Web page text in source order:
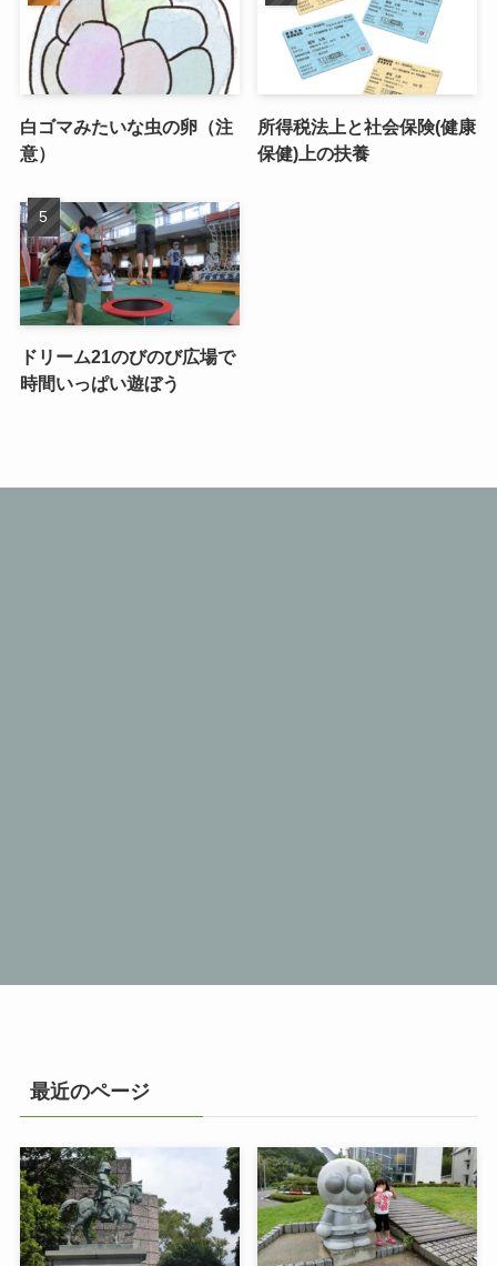
白ゴマみたいな虫の卵（注
意）
所得税法上と社会保険(健康
保健)上の扶養
ドリーム21のびのび広場で
時間いっぱい遊ぼう
最近のページ